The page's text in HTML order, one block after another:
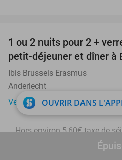
1 ou 2 nuits pour 2 +
petit-déjeuner et dîner à
Ibis Brussels Erasmus
Anderlecht
Vendu : 349
Hors environ 5,60€ taxe de
OUVRIR DANS